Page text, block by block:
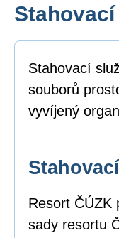
Stahovací
souborů
vyvíjený
Resort ČÚZK
sady resortu